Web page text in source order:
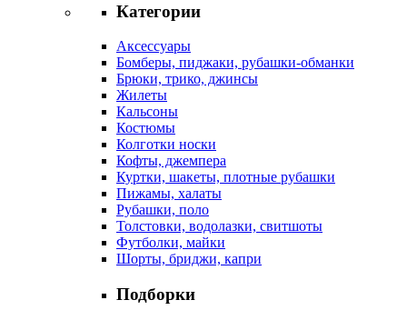
Категории
Аксессуары
Бомберы, пиджаки, рубашки-обманки
Брюки, трико, джинсы
Жилеты
Кальсоны
Костюмы
Колготки носки
Кофты, джемпера
Куртки, шакеты, плотные рубашки
Пижамы, халаты
Рубашки, поло
Толстовки, водолазки, свитшоты
Футболки, майки
Шорты, бриджи, капри
Подборки